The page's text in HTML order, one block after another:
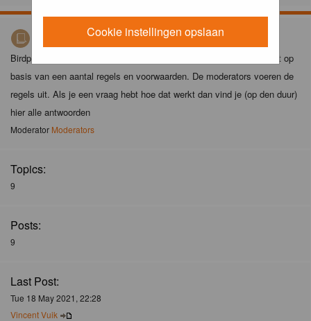
Cookie instellingen opslaan
Birdpix spelregels
Birdpix is niet zomaar een foto-site. Het plaatsen van foto's gebeurt op
basis van een aantal regels en voorwaarden. De moderators voeren de
regels uit. Als je een vraag hebt hoe dat werkt dan vind je (op den duur)
hier alle antwoorden
Moderator Moderators
Topics:
9
Posts:
9
Last Post:
Tue 18 May 2021, 22:28
Vincent Vuik